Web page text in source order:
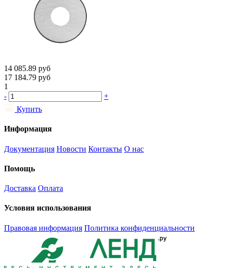
14 085.89 руб
17 184.79 руб
1
-
+
Купить
Информация
Документация Новости Контакты О нас
Помощь
Доставка Оплата
Условия использования
Правовая информация Политика конфиденциальности